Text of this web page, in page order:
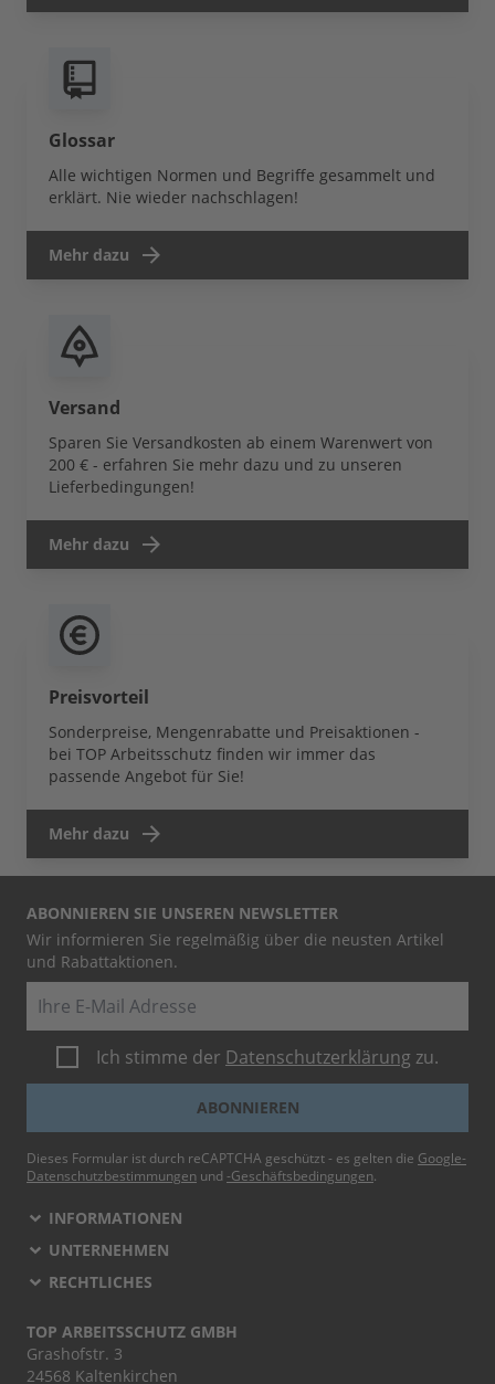
Glossar
Alle wichtigen Normen und Begriffe gesammelt und
erklärt. Nie wieder nachschlagen!
Mehr dazu
Versand
Sparen Sie Versandkosten ab einem Warenwert von
200 € - erfahren Sie mehr dazu und zu unseren
Lieferbedingungen!
Mehr dazu
Preisvorteil
Sonderpreise, Mengenrabatte und Preisaktionen -
bei TOP Arbeitsschutz finden wir immer das
passende Angebot für Sie!
Mehr dazu
ABONNIEREN SIE UNSEREN NEWSLETTER
Wir informieren Sie regelmäßig über die neusten Artikel
und Rabattaktionen.
Ich stimme der Datenschutzerklärung zu.
ABONNIEREN
Dieses Formular ist durch reCAPTCHA geschützt - es gelten die Google-
Datenschutzbestimmungen und -Geschäftsbedingungen.
INFORMATIONEN
UNTERNEHMEN
RECHTLICHES
TOP ARBEITSSCHUTZ GMBH
Grashofstr. 3
24568 Kaltenkirchen